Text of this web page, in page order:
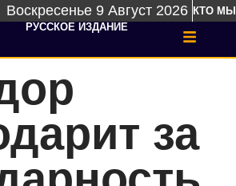
Воскресенье 9 Август 2026 КТО МЫ
РУССКОЕ ИЗДАНИЕ
за